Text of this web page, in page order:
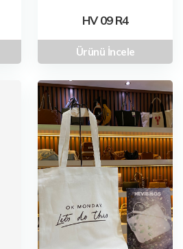
HV 09 R4
Ürünü İncele